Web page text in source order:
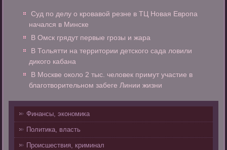
Суд по делу о кровавой резне в ТЦ Новая Европа
начался в Минске
В Омск грядут первые грозы и жара
В Тольятти на территории детского сада ловили
дикого кабана
В Москве около 2 тыс. человек примут участие в
благотворительном забеге Линии жизни
Финансы, экономика
Политика, власть
Происшествия, криминал